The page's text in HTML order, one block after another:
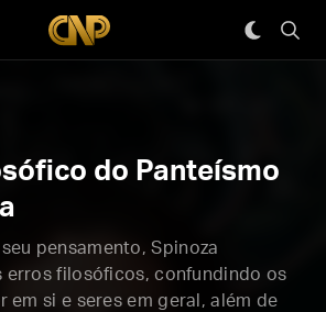
do Panteísmo
pensamento, Spinoza
erros filosóficos, confundindo os
em si e seres em geral, além de